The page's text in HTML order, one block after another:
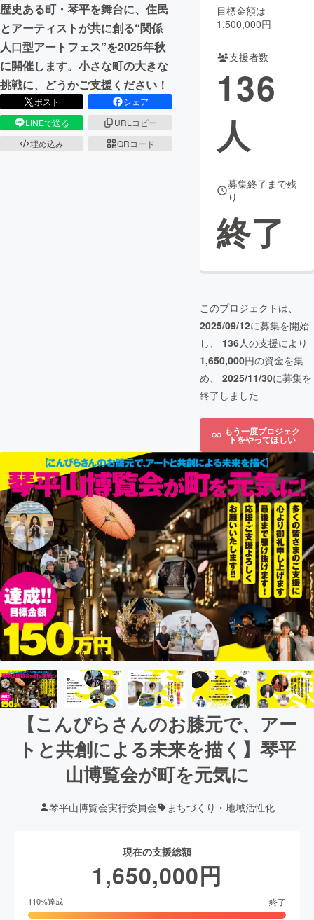
歴史ある町・琴平を舞台に、住民
とアーティストが共に創る“関係
人口型アートフェス”を2025年秋
に開催します。小さな町の大きな
挑戦に、どうかご支援ください！
ポスト
シェア
LINEで送る
URLコピー
埋め込み
QRコード
目標金額は
1,500,000円
支援者数
136
人
募集終了まで残
り
終了
このプロジェクトは、
2025/09/12に募集を開始
し、 136人の支援により
1,650,000円の資金を集
め、 2025/11/30に募集を
終了しました
もう一度プロジェク
トをやってほしい
【こんぴらさんのお膝元で、アー
トと共創による未来を描く】琴平
山博覧会が町を元気に
琴平山博覧会実行委員会 まちづくり・地域活性化
現在の支援総額
1,650,000円
110%達成 終了